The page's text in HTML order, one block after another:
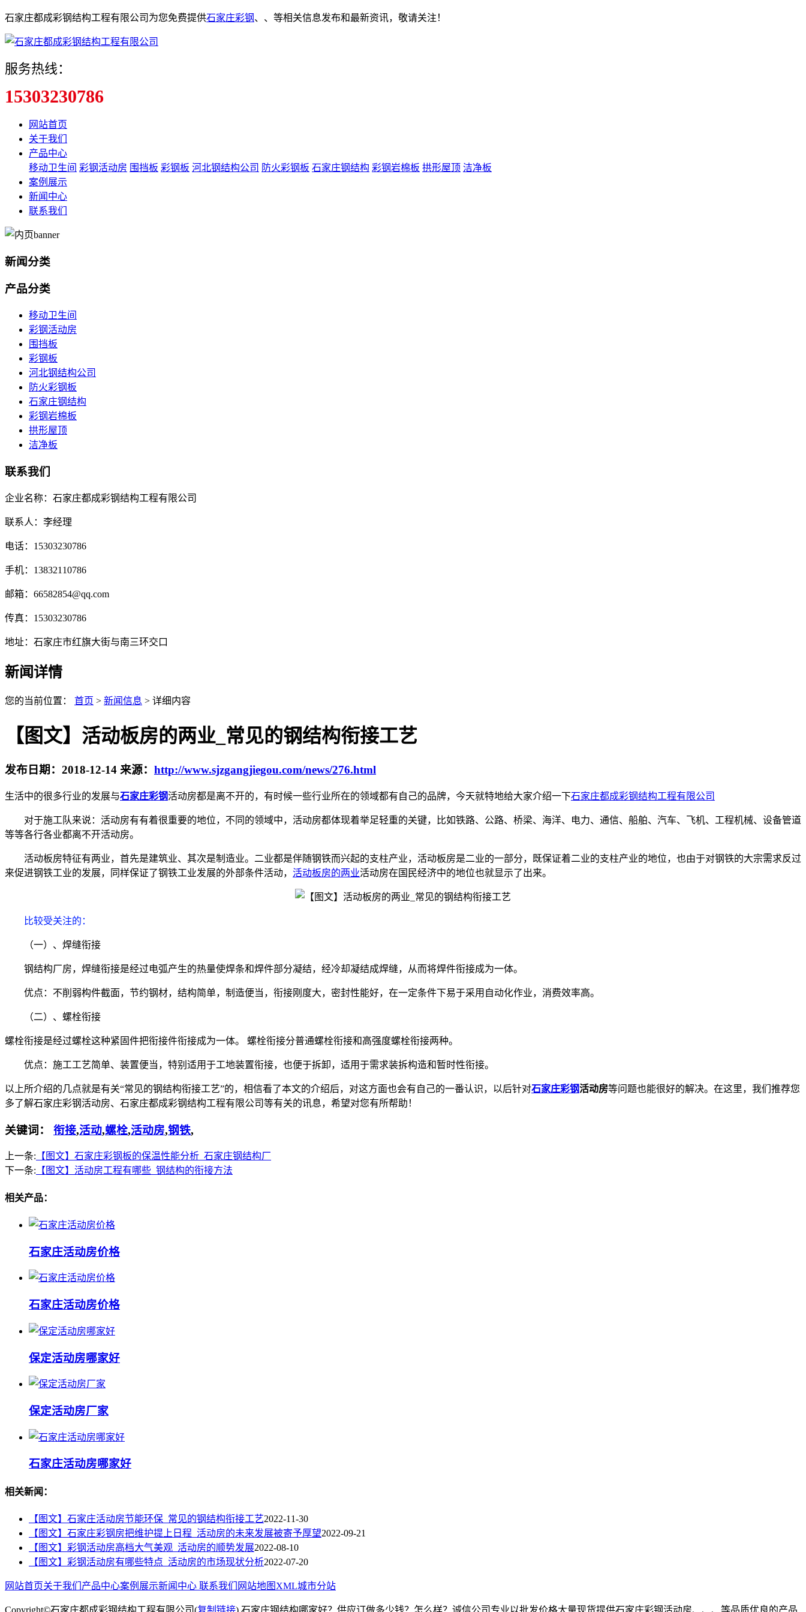
石家庄都成彩钢结构工程有限公司为您免费提供石家庄彩钢、 、 等相关信息发布和最新资讯，敬请关注！
服务热线：
15303230786
网站首页
关于我们
产品中心
移动卫生间 彩钢活动房 围挡板 彩钢板 河北钢结构公司 防火彩钢板 石家庄钢结构 彩钢岩棉板 拱形屋顶 洁净板
案例展示
新闻中心
联系我们
新闻分类
产品分类
移动卫生间
彩钢活动房
围挡板
彩钢板
河北钢结构公司
防火彩钢板
石家庄钢结构
彩钢岩棉板
拱形屋顶
洁净板
联系我们
企业名称：石家庄都成彩钢结构工程有限公司
联系人：李经理
电话：15303230786
手机：13832110786
邮箱：66582854@qq.com
传真：15303230786
地址：石家庄市红旗大街与南三环交口
新闻详情
您的当前位置： 首页 > 新闻信息 > 详细内容
【图文】活动板房的两业_常见的钢结构衔接工艺
发布日期： 2018-12-14 来源： http://www.sjzgangjiegou.com/news/276.html
生活中的很多行业的发展与石家庄彩钢活动房都是离不开的，有时候一些行业所在的领域都有自己的品牌，今天就特地给大家介绍一下石家庄都成彩钢结构工程有限公司
对于施工队来说：活动房有有着很重要的地位，不同的领域中，活动房都体现着举足轻重的关键，比如铁路、公路、桥梁、海洋、电力、通信、船舶、汽车、飞机、工程机械、设备管道
等等各行各业都离不开活动房。
活动板房特征有两业，首先是建筑业、其次是制造业。二业都是伴随钢铁而兴起的支柱产业，活动板房是二业的一部分，既保证着二业的支柱产业的地位，也由于对钢铁的大宗需求反过
来促进钢铁工业的发展，同样保证了钢铁工业发展的外部条件活动， 活动板房的两业活动房在国民经济中的地位也就显示了出来。
比较受关注的 ：
（一）、焊缝衔接
钢结构厂房，焊缝衔接是经过电弧产生的热量使焊条和焊件部分凝结，经冷却凝结成焊缝，从而将焊件衔接成为一体。
优点：不削弱构件截面，节约钢材，结构简单，制造便当，衔接刚度大，密封性能好，在一定条件下易于采用自动化作业，消费效率高。
（二）、螺栓衔接
螺栓衔接是经过螺栓这种紧固件把衔接件衔接成为一体。 螺栓衔接分普通螺栓衔接和高强度螺栓衔接两种。
优点：施工工艺简单、装置便当，特别适用于工地装置衔接，也便于拆卸，适用于需求装拆构造和暂时性衔接。
以上所介绍的几点就是有关“常见的钢结构衔接工艺”的，相信看了本文的介绍后，对这方面也会有自己的一番认识，以后针对石家庄彩钢活动房等问题也能很好的解决。在这里，我们推荐您
多了解石家庄彩钢活动房、石家庄都成彩钢结构工程有限公司等有关的讯息，希望对您有所帮助！
关键词： 衔接,活动,螺栓,活动房,钢铁,
上一条: 【图文】石家庄彩钢板的保温性能分析_石家庄钢结构厂
下一条: 【图文】活动房工程有哪些_钢结构的衔接方法
相关产品：
石家庄活动房价格
石家庄活动房价格
保定活动房哪家好
保定活动房厂家
石家庄活动房哪家好
相关新闻：
【图文】石家庄活动房节能环保_常见的钢结构衔接工艺2022-11-30
【图文】石家庄彩钢房把维护提上日程_活动房的未来发展被寄予厚望2022-09-21
【图文】彩钢活动房高档大气美观_活动房的顺势发展2022-08-10
【图文】彩钢活动房有哪些特点_活动房的市场现状分析2022-07-20
网站首页关于我们 产品中心案例展示新闻中心 联系我们 网站地图 XML城市分站
Copyright©石家庄都成彩钢结构工程有限公司(复制链接) 石家庄钢结构哪家好？供应订做多少钱？怎么样？诚信公司专业以批发价格大量现货提供石家庄彩钢活动房、、、等品质优良的产品